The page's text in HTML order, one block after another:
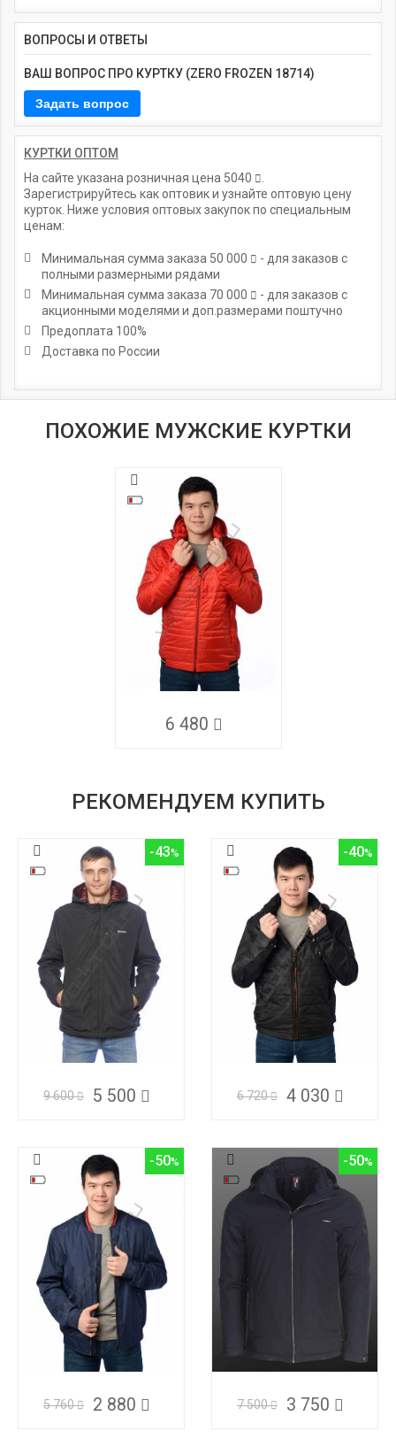
ВОПРОСЫ И ОТВЕТЫ
ВАШ ВОПРОС ПРО КУРТКУ (ZERO FROZEN 18714)
КУРТКИ ОПТОМ
На сайте указана розничная цена 5040
Зарегистрируйтесь как оптовик и узнайте оптовую цену
курток. Ниже условия оптовых закупок по специальным
ценам:
Минимальная сумма заказа 50 000
- для заказов с
полными размерными рядами
Минимальная сумма заказа 70 000
- для заказов с
акционными моделями и доп.размерами поштучно
Предоплата 100%
Доставка по России
ПОХОЖИЕ МУЖСКИЕ КУРТКИ
6 480
РЕКОМЕНДУЕМ КУПИТЬ
-43
9 600 5 500
-40
6 720 4 030
-50
5 760 2 880
-50
7 500 3 750